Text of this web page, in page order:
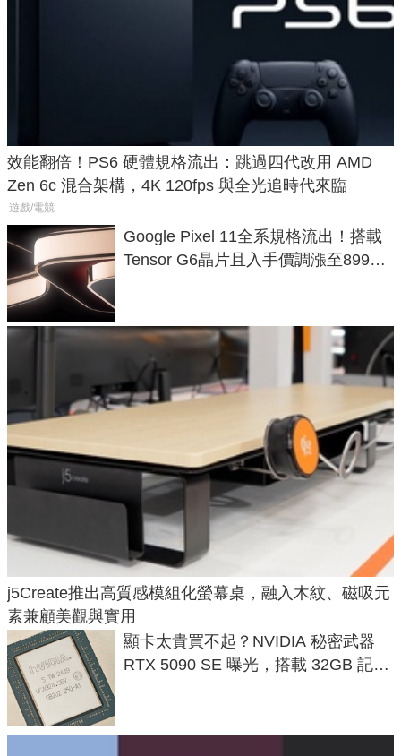
效能翻倍！PS6 硬體規格流出：跳過四代改用 AMD
Zen 6c 混合架構，4K 120fps 與全光追時代來臨
遊戲/電競
Google Pixel 11全系規格流出！搭載
Tensor G6晶片且入手價調漲至899美
j5Create推出高質感模組化螢幕桌，融入木紋、磁吸元
素兼顧美觀與實用
顯卡太貴買不起？NVIDIA 秘密武器
RTX 5090 SE 曝光，搭載 32GB 記憶